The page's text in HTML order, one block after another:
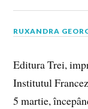
RUXANDRA
Editura Trei,
Institutul
5 martie,